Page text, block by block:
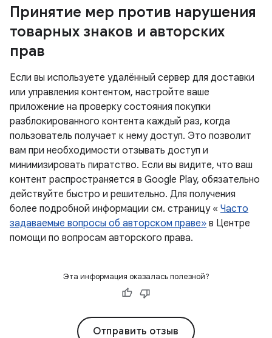
Принятие мер против нарушения
товарных знаков и авторских
прав
Если вы используете удалённый сервер для доставки
или управления контентом, настройте ваше
приложение на проверку состояния покупки
разблокированного контента каждый раз, когда
пользователь получает к нему доступ. Это позволит
вам при необходимости отзывать доступ и
минимизировать пиратство. Если вы видите, что ваш
контент распространяется в Google Play, обязательно
действуйте быстро и решительно. Для получения
более подробной информации см. страницу « Часто
задаваемые вопросы об авторском праве» в Центре
помощи по вопросам авторского права.
Эта информация оказалась полезной?
Отправить отзыв